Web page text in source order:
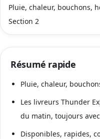
Résumé rapide
Pluie, chaleur,
Les livreurs Thunder
du matin, toujours
Disponibles, rapides,
Pluie, chaleur, bouchons,
Section 2